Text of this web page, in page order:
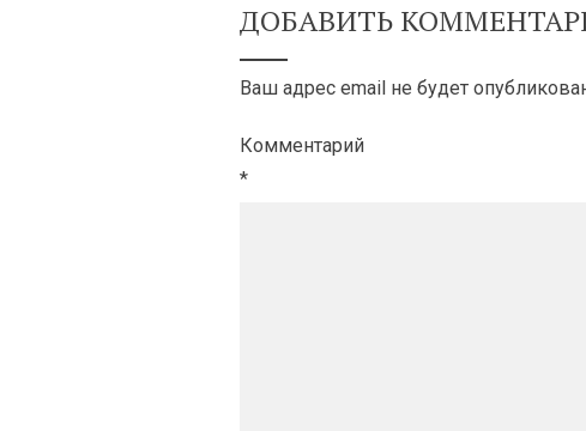
ДОБАВИТЬ
Ваш адрес email не будет
Комментарий
*